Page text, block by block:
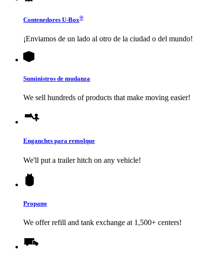
Contenedores U-Box®
¡Enviamos de un lado al otro de la ciudad o del mundo!
Suministros de mudanza
We sell hundreds of products that make moving easier!
Enganches para remolque
We'll put a trailer hitch on any vehicle!
Propano
We offer refill and tank exchange at 1,500+ centers!